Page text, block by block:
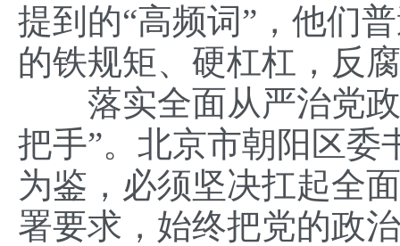
提到的“高频词”，他们
的铁规矩、硬杠杠，反
落实全面从严治党政
把手”。北京市朝阳区委
为鉴，必须坚决扛起全
署要求，始终把党的政